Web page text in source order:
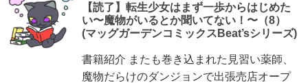
【読了】転生少女はまず一歩からはじめた
い〜魔物がいるとか聞いてない！〜（8）
(マッグガーデンコミックスBeat’sシリーズ)
書籍紹介 またも巻き込まれた見習い薬師、
魔物だらけのダンジョンで出張売店オープ